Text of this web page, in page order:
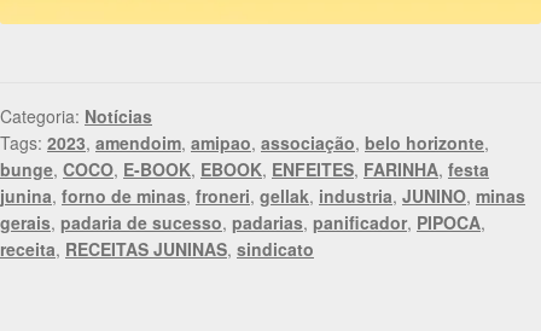
Categoria: Notícias
Tags: 2023, amendoim, amipao, associação, belo horizonte,
bunge, COCO, E-BOOK, EBOOK, ENFEITES, FARINHA, festa
junina, forno de minas, froneri, gellak, industria, JUNINO, minas
gerais, padaria de sucesso, padarias, panificador, PIPOCA,
receita, RECEITAS JUNINAS, sindicato